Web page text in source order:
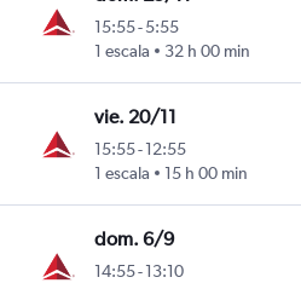
15:55-5:55
1 escala
32 h 00 min
vie. 20/11
15:55-12:55
1 escala
15 h 00 min
dom. 6/9
14:55-13:10